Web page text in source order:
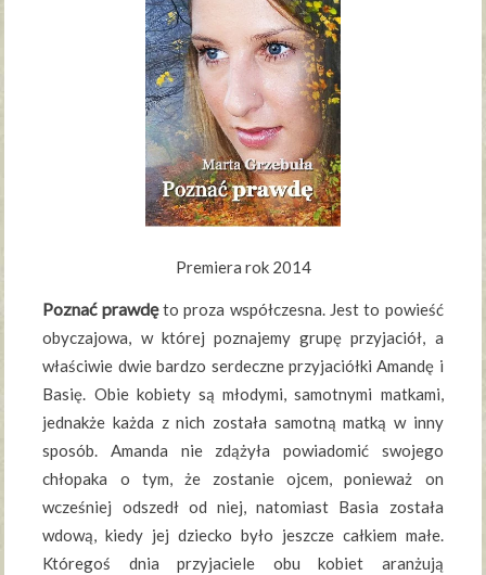
Premiera rok 2014
Poznać prawdęto proza współczesna. Jest to powieść
obyczajowa, w której poznajemy grupę przyjaciół, a
właściwie dwie bardzo serdeczne przyjaciółki Amandę i
Basię. Obie kobiety są młodymi, samotnymi matkami,
jednakże każda z nich została samotną matką w inny
sposób. Amanda nie zdążyła powiadomić swojego
chłopaka o tym, że zostanie ojcem, ponieważ on
wcześniej odszedł od niej, natomiast Basia została
wdową, kiedy jej dziecko było jeszcze całkiem małe.
Któregoś dnia przyjaciele obu kobiet aranżują